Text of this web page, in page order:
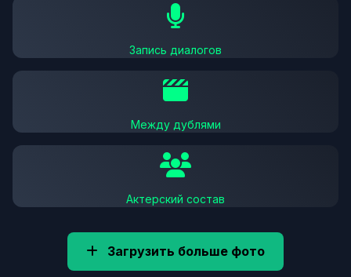
Запись диалогов
Между дублями
Актерский состав
Загрузить больше фото